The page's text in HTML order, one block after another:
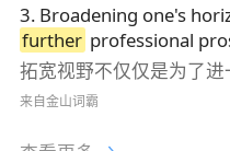
3. Broadening one's
further professional
拓宽视野不仅仅是为了进
来自金山词霸